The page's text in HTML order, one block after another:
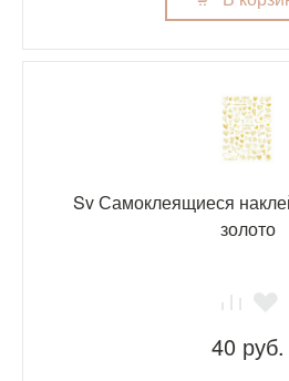
Sv Самоклеящиеся
золото
40 руб.